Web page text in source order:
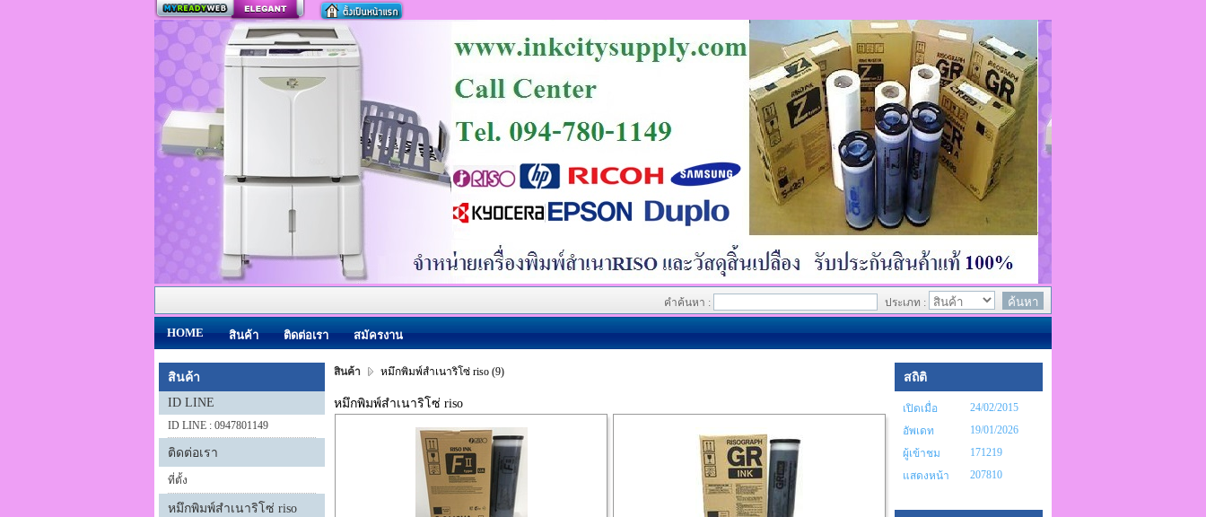
สร้างเว็บ
คำค้นหา : ประเภท :
HOME สินค้า ติดต่อเรา สมัครงาน
สินค้า
ID LINE
ID LINE : 0947801149
ติดต่อเรา
ที่ตั้ง
หมึกพิมพ์สำเนาริโซ่ riso
สินค้า หมึกพิมพ์สำเนาริโซ่ riso (9)
หมึกพิมพ์สำเนาริโซ่ riso
สถิติ
เปิดเมื่อ
24/02/2015
อัพเดท
19/01/2026
ผู้เข้าชม
171219
แสดงหน้า
207810